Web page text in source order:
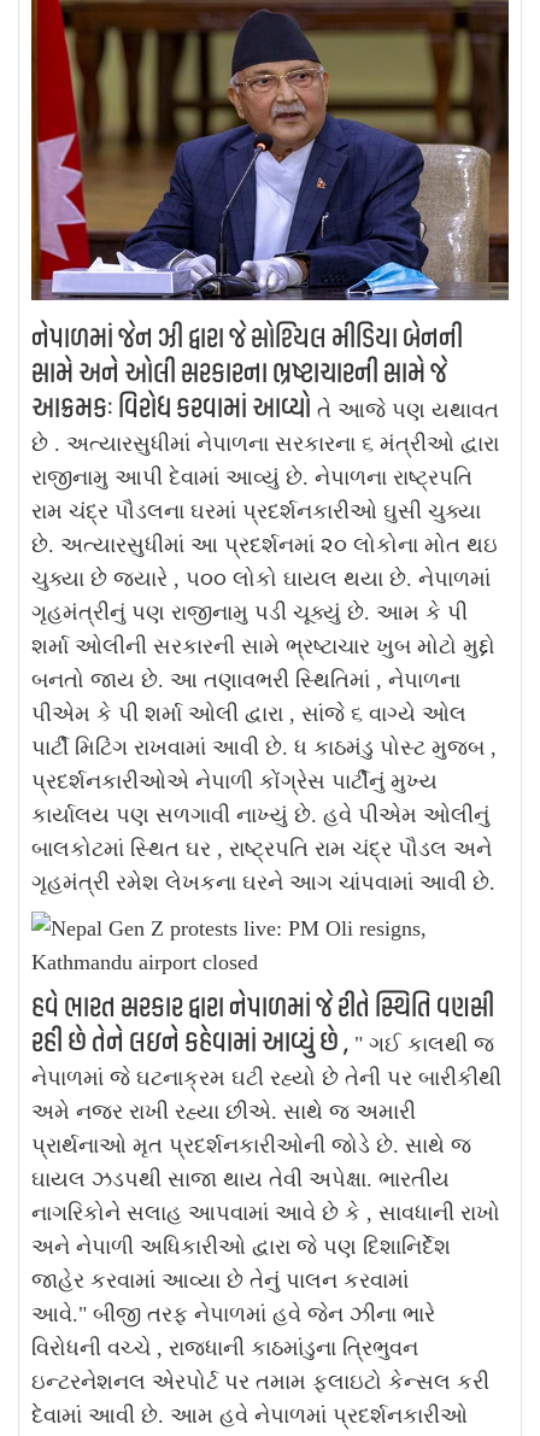
નેપાળમાં જેન ઝી દ્વારા જે સોશ્યિલ મીડિયા બેનની
સામે અને ઓલી સરકારના ભ્રષ્ટાચારની સામે જે
આક્રમકઃ વિરોધ કરવામાં આવ્યો તે આજે પણ યથાવત
છે . અત્યારસુધીમાં નેપાળના સરકારના ૬ મંત્રીઓ દ્વારા
રાજીનામુ આપી દેવામાં આવ્યું છે. નેપાળના રાષ્ટ્રપતિ
રામ ચંદ્ર પૌડલના ઘરમાં પ્રદર્શનકારીઓ ઘુસી ચુક્યા
છે. અત્યારસુધીમાં આ પ્રદર્શનમાં ૨૦ લોકોના મોત થઇ
ચુક્યા છે જયારે , ૫૦૦ લોકો ઘાયલ થયા છે. નેપાળમાં
ગૃહમંત્રીનું પણ રાજીનામુ પડી ચૂક્યું છે. આમ કે પી
શર્મા ઓલીની સરકારની સામે ભ્રષ્ટાચાર ખુબ મોટો મુદ્દો
બનતો જાય છે. આ તણાવભરી સ્થિતિમાં , નેપાળના
પીએમ કે પી શર્મા ઓલી દ્વારા , સાંજે ૬ વાગ્યે ઓલ
પાર્ટી મિટિંગ રાખવામાં આવી છે. ધ કાઠમંડુ પોસ્ટ મુજબ ,
પ્રદર્શનકારીઓએ નેપાળી કોંગ્રેસ પાર્ટીનું મુખ્ય
કાર્યાલય પણ સળગાવી નાખ્યું છે. હવે પીએમ ઓલીનું
બાલકોટમાં સ્થિત ઘર , રાષ્ટ્રપતિ રામ ચંદ્ર પૌડલ અને
ગૃહમંત્રી રમેશ લેખકના ઘરને આગ ચાંપવામાં આવી છે.
હવે ભારત સરકાર દ્વારા નેપાળમાં જે રીતે સ્થિતિ વણસી
રહી છે તેને લઇને કહેવામાં આવ્યું છે , " ગઈ કાલથી જ
નેપાળમાં જે ઘટનાક્રમ ઘટી રહ્યો છે તેની પર બારીકીથી
અમે નજર રાખી રહ્યા છીએ. સાથે જ અમારી
પ્રાર્થનાઓ મૃત પ્રદર્શનકારીઓની જોડે છે. સાથે જ
ઘાયલ ઝડપથી સાજા થાય તેવી અપેક્ષા. ભારતીય
નાગરિકોને સલાહ આપવામાં આવે છે કે , સાવધાની રાખો
અને નેપાળી અધિકારીઓ દ્વારા જે પણ દિશાનિર્દેશ
જાહેર કરવામાં આવ્યા છે તેનું પાલન કરવામાં
આવે." બીજી તરફ નેપાળમાં હવે જેન ઝીના ભારે
વિરોધની વચ્ચે , રાજધાની કાઠમાંડુના ત્રિભુવન
ઇન્ટરનેશનલ એરપોર્ટ પર તમામ ફ્લાઇટો કેન્સલ કરી
દેવામાં આવી છે. આમ હવે નેપાળમાં પ્રદર્શનકારીઓ